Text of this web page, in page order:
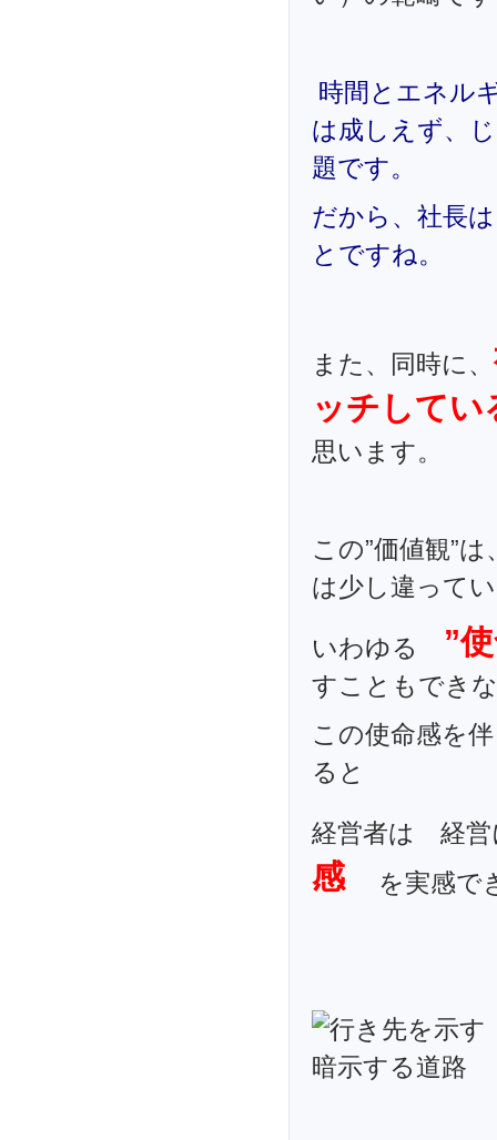
時間とエネル
は成しえず、
題です。
だから、社長
とですね。
また、同時に、
ッチしてい
思います。
この”価値観”
は少し違って
いわゆる ”
すこともでき
この使命感を
ると
経営者は 経営
感 を実感で